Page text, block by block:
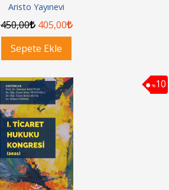
Aristo Yayınevi
450,00 405,00
Sepete Ekle
%10